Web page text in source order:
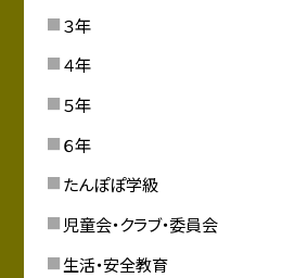
３年
４年
５年
６年
たんぽぽ学級
児童会・クラブ・委員会
生活・安全教育